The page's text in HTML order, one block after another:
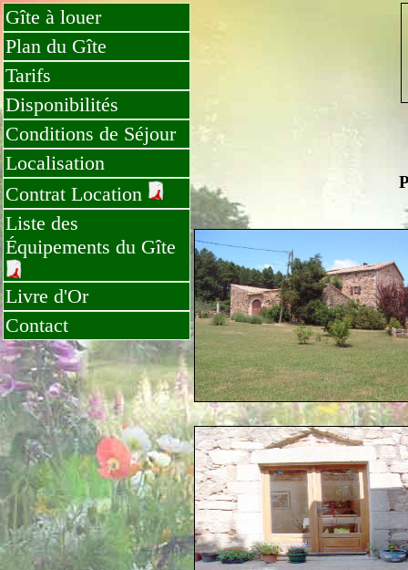
Gîte à louer
Plan du Gîte
Tarifs
Disponibilités
Conditions de Séjour
Localisation
Contrat Location
Liste des
Équipements du Gîte
Livre d'Or
Contact